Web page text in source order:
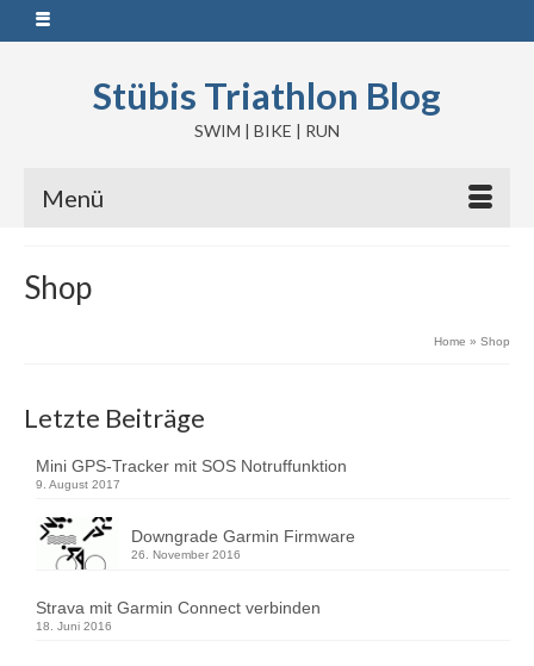
Stübis Triathlon Blog
SWIM | BIKE | RUN
Menü
Shop
Home » Shop
Letzte Beiträge
Mini GPS-Tracker mit SOS Notruffunktion
9. August 2017
Downgrade Garmin Firmware
26. November 2016
Strava mit Garmin Connect verbinden
18. Juni 2016